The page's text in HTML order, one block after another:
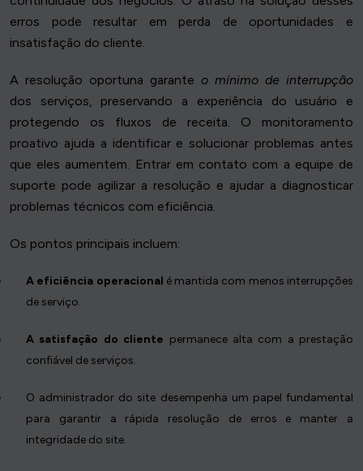
erros pode resultar em perda de oportunidades e
insatisfação do cliente.
A resolução oportuna garante o mínimo de interrupção
dos serviços, preservando a experiência do usuário e
protegendo os fluxos de receita. O monitoramento
proativo ajuda a identificar e solucionar problemas antes
que eles aumentem. Entrar em contato com a equipe de
suporte pode agilizar a resolução e ajudar a diagnosticar
problemas técnicos com eficiência.
Os pontos principais incluem:
A eficiência operacional é mantida com menos interrupções
de serviço.
A satisfação do cliente permanece alta com a prestação
confiável de serviços.
O administrador do site desempenha um papel fundamental
para garantir a rápida resolução de erros e manter a
integridade do site.